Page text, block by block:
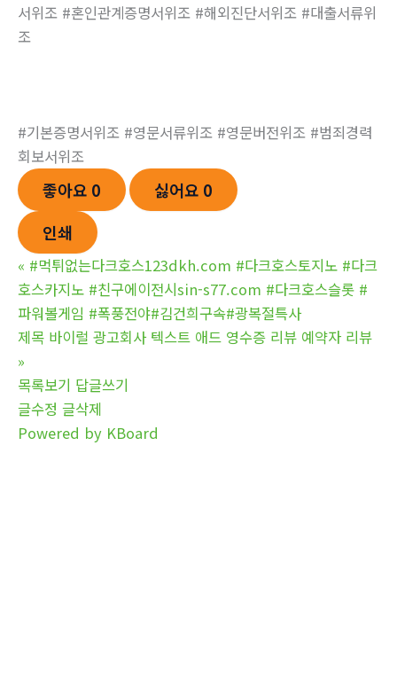
서위조 #혼인관계증명서위조 #해외진단서위조 #대출서류위
조
#기본증명서위조 #영문서류위조 #영문버전위조 #범죄경력
회보서위조
좋아요 0 싫어요 0
인쇄
« #먹튀없는다크호스123dkh.com #다크호스토지노 #다크
호스카지노 #친구에이전시sin-s77.com #다크호스슬롯 #
파워볼게임 #폭풍전야#김건희구속#광복절특사
제목 바이럴 광고회사 텍스트 애드 영수증 리뷰 예약자 리뷰
»
목록보기 답글쓰기
글수정 글삭제
Powered by KBoard